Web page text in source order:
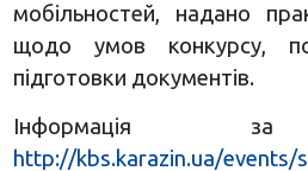
мобільностей, надано
щодо умов конкурсу,
підготовки документів.
Інформація за
http://kbs.karazin.ua/events/